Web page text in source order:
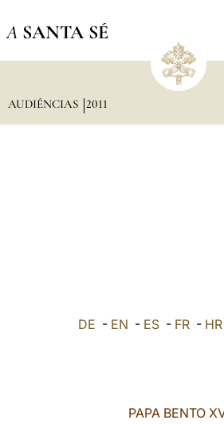
A SANTA SÉ
AUDIÊNCIAS 2011
DE - EN - ES- FR- HR
PAPA BENTO